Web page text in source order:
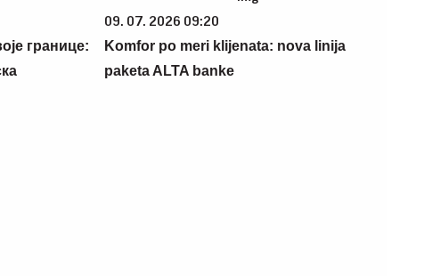
границе:
09. 07. 2026 09:20
Komfor po meri klijenata: nova linija
paketa ALTA banke